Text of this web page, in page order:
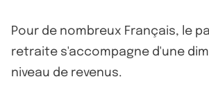
Pour de nombreux Français, le
retraite s'accompagne d'une
niveau de revenus.